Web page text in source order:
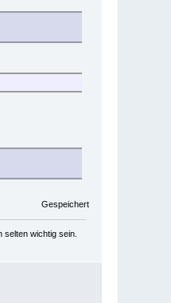
Gespeichert
selten wichtig sein.